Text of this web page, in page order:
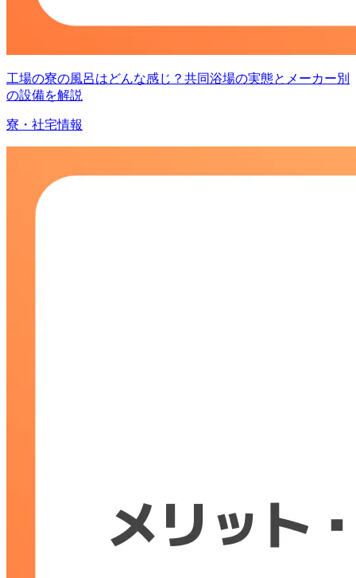
工場の寮の風呂はどんな感じ？共同浴場の実態とメーカー別
の設備を解説
寮・社宅情報